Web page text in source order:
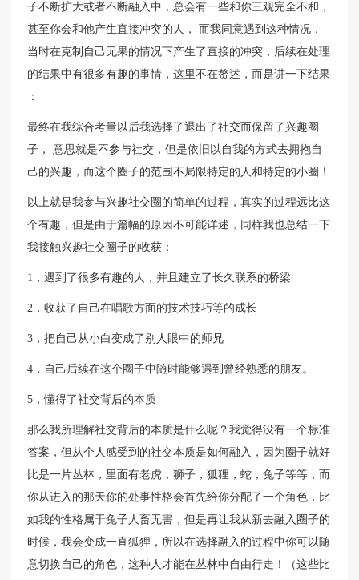
子不断扩大或者不断融入中，总会有一些和你三观完全不和，
甚至你会和他产生直接冲突的人， 而我同意遇到这种情况，
当时在克制自己无果的情况下产生了直接的冲突，后续在处理
的结果中有很多有趣的事情，这里不在赘述，而是讲一下结果
：
最终在我综合考量以后我选择了退出了社交而保留了兴趣圈
子， 意思就是不参与社交，但是依旧以自我的方式去拥抱自
己的兴趣，而这个圈子的范围不局限特定的人和特定的小圈！
以上就是我参与兴趣社交圈的简单的过程，真实的过程远比这
个有趣，但是由于篇幅的原因不可能详述，同样我也总结一下
我接触兴趣社交圈子的收获：
1，遇到了很多有趣的人，并且建立了长久联系的桥梁
2，收获了自己在唱歌方面的技术技巧等的成长
3，把自己从小白变成了别人眼中的师兄
4，自己后续在这个圈子中随时能够遇到曾经熟悉的朋友。
5，懂得了社交背后的本质
那么我所理解社交背后的本质是什么呢？我觉得没有一个标准
答案，但从个人感受到的社交本质是如何融入，因为圈子就好
比是一片丛林，里面有老虎，狮子，狐狸，蛇，兔子等等，而
你从进入的那天你的处事性格会首先给你分配了一个角色，比
如我的性格属于兔子人畜无害，但是再让我从新去融入圈子的
时候，我会变成一直狐狸，所以在选择融入的过程中你可以随
意切换自己的角色，这种人才能在丛林中自由行走！（这些比